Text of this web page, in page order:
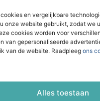
en vergelijkbare
onze website gebruikt, zodat we
cookies worden voor
van gepersonaliseerde
van de website. Raadpleeg ons
Alles toestaan
Dagelijks nieuwe inzichten
vol kennis, inspiratie en